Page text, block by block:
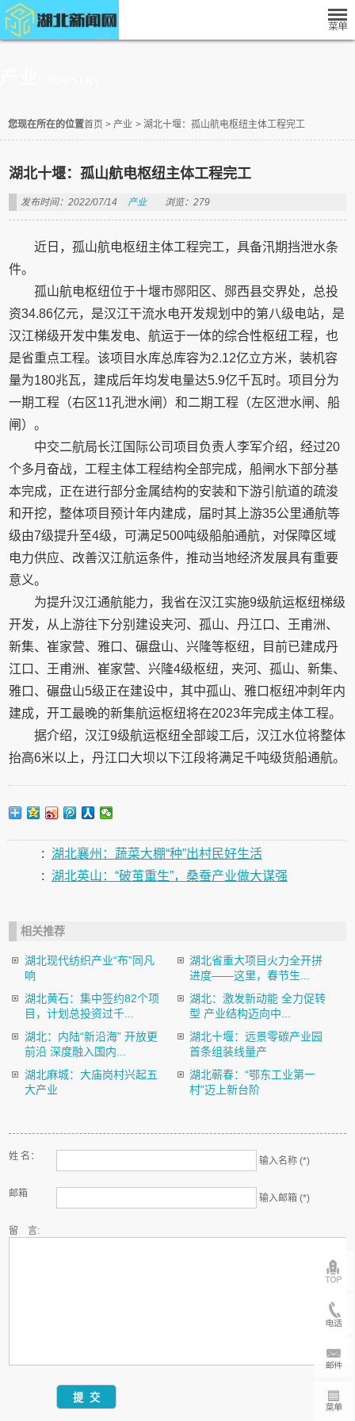
您现在所在的位置首页 > 产业 > 湖北十堰：孤山航电枢纽主体工程完工
湖北十堰：孤山航电枢纽主体工程完工
发布时间：2022/07/14 产业 浏览：279
近日，孤山航电枢纽主体工程完工，具备汛期挡泄水条
件。
孤山航电枢纽位于十堰市郧阳区、郧西县交界处，总投
资34.86亿元，是汉江干流水电开发规划中的第八级电站，是
汉江梯级开发中集发电、航运于一体的综合性枢纽工程，也
是省重点工程。该项目水库总库容为2.12亿立方米，装机容
量为180兆瓦，建成后年均发电量达5.9亿千瓦时。项目分为
一期工程（右区11孔泄水闸）和二期工程（左区泄水闸、船
闸）。
中交二航局长江国际公司项目负责人李军介绍，经过20
个多月奋战，工程主体工程结构全部完成，船闸水下部分基
本完成，正在进行部分金属结构的安装和下游引航道的疏浚
和开挖，整体项目预计年内建成，届时其上游35公里通航等
级由7级提升至4级，可满足500吨级船舶通航，对保障区域
电力供应、改善汉江航运条件，推动当地经济发展具有重要
意义。
为提升汉江通航能力，我省在汉江实施9级航运枢纽梯级
开发，从上游往下分别建设夹河、孤山、丹江口、王甫洲、
新集、崔家营、雅口、碾盘山、兴隆等枢纽，目前已建成丹
江口、王甫洲、崔家营、兴隆4级枢纽，夹河、孤山、新集、
雅口、碾盘山5级正在建设中，其中孤山、雅口枢纽冲刺年内
建成，开工最晚的新集航运枢纽将在2023年完成主体工程。
据介绍，汉江9级航运枢纽全部竣工后，汉江水位将整体
抬高6米以上，丹江口大坝以下江段将满足千吨级货船通航。
: 湖北襄州：蔬菜大棚“种”出村民好生活
: 湖北英山：“破茧重生”，桑蚕产业做大谋强
相关推荐
湖北现代纺织产业“布”同凡
响
湖北省重大项目火力全开拼
进度——这里，春节生...
湖北黄石：集中签约82个项
目，计划总投资过千...
湖北：激发新动能 全力促转
型 产业结构迈向中...
湖北：内陆“新沿海” 开放更
前沿 深度融入国内...
湖北十堰：远景零碳产业园
首条组装线量产
湖北麻城：大庙岗村兴起五
大产业
湖北蕲春：“鄂东工业第一
村”迈上新台阶
姓 名： 输入名称 (*)
邮箱 输入邮箱 (*)
留 言: